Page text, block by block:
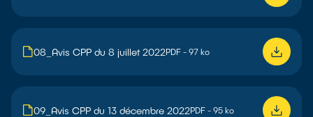
08_Avis CPP du 8 juillet 2022PDF - 97 ko
09_Avis CPP du 13 décembre 2022PDF - 95 ko